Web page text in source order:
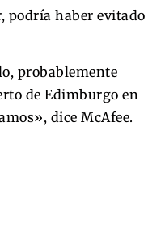
podría haber evitado
probablemente
de Edimburgo en
dice McAfee.